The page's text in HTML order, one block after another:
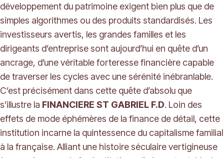
développement du patrimoine exigent bien plus que de
simples algorithmes ou des produits standardisés. Les
investisseurs avertis, les grandes familles et les
dirigeants d’entreprise sont aujourd’hui en quête d’un
ancrage, d’une véritable forteresse financière capable
de traverser les cycles avec une sérénité inébranlable.
C’est précisément dans cette quête d’absolu que
s’illustre la FINANCIERE ST GABRIEL F.D. Loin des
effets de mode éphémères de la finance de détail, cette
institution incarne la quintessence du capitalisme familial
à la française. Alliant une histoire séculaire vertigineuse